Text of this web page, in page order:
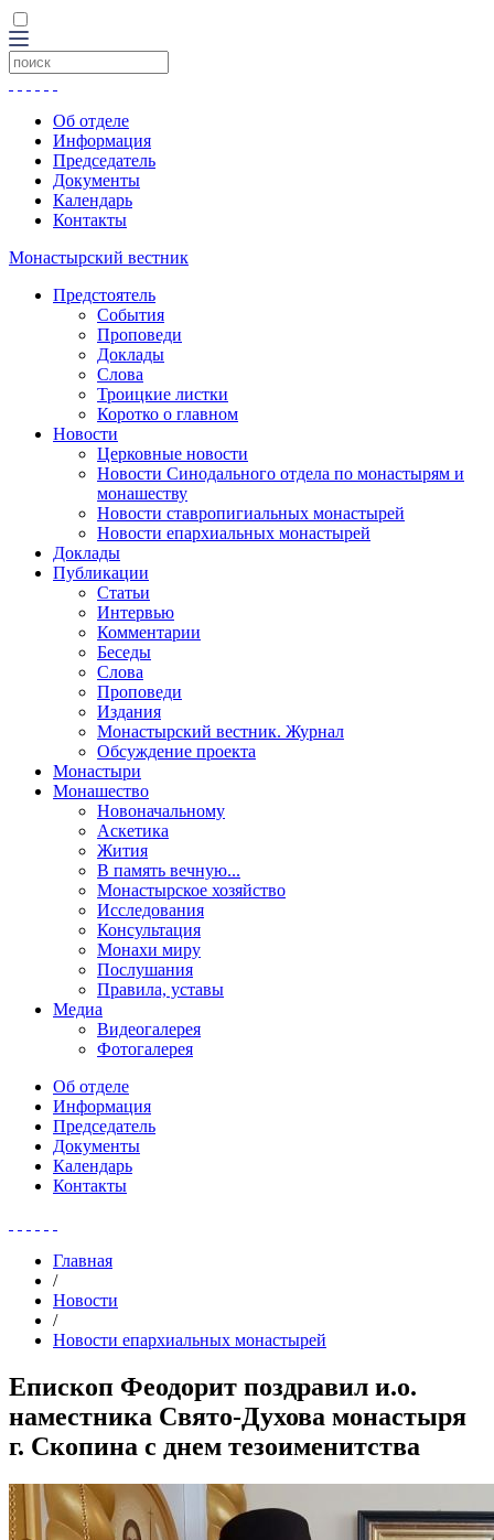
Об отделе
Информация
Председатель
Документы
Календарь
Контакты
Монастырский вестник
Предстоятель
События
Проповеди
Доклады
Слова
Троицкие листки
Коротко о главном
Новости
Церковные новости
Новости Синодального отдела по монастырям и
монашеству
Новости ставропигиальных монастырей
Новости епархиальных монастырей
Доклады
Публикации
Статьи
Интервью
Комментарии
Беседы
Слова
Проповеди
Издания
Монастырский вестник. Журнал
Обсуждение проекта
Монастыри
Монашество
Новоначальному
Аскетика
Жития
В память вечную...
Монастырское хозяйство
Исследования
Консультация
Монахи миру
Послушания
Правила, уставы
Медиа
Видеогалерея
Фотогалерея
Об отделе
Информация
Председатель
Документы
Календарь
Контакты
Главная
/
Новости
/
Новости епархиальных монастырей
Епископ Феодорит поздравил и.о.
наместника Свято-Духова монастыря
г. Скопина с днем тезоименитства